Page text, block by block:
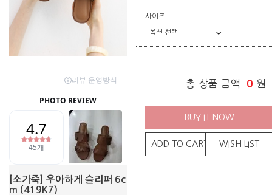
[소가죽] 우아하게 슬리퍼 6c
m (419K7)
사이즈
총 상품 금액 0 원
BUY IT NOW
ADD TO CART WISH LIST